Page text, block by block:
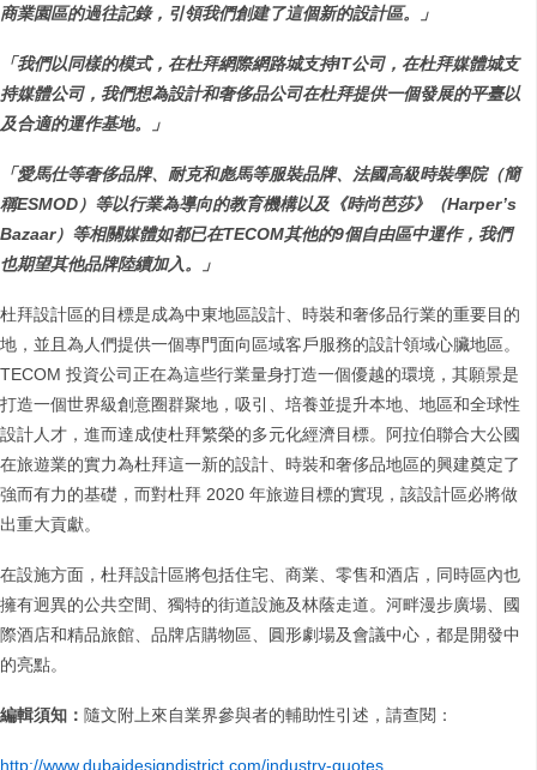
商業園區的過往記錄，引領我們創建了這個新的設計區。」
「我們以同樣的模式，在杜拜網際網路城支持IT公司，在杜拜媒體城支
持媒體公司，我們想為設計和奢侈品公司在杜拜提供一個發展的平臺以
及合適的運作基地。」
「愛馬仕等奢侈品牌、耐克和彪馬等服裝品牌、法國高級時裝學院（簡
稱ESMOD）等以行業為導向的教育機構以及《時尚芭莎》（Harper’s
Bazaar）等相關媒體如都已在TECOM其他的9個自由區中運作，我們
也期望其他品牌陸續加入。」
杜拜設計區的目標是成為中東地區設計、時裝和奢侈品行業的重要目的
地，並且為人們提供一個專門面向區域客戶服務的設計領域心臟地區。
TECOM 投資公司正在為這些行業量身打造一個優越的環境，其願景是
打造一個世界級創意圈群聚地，吸引、培養並提升本地、地區和全球性
設計人才，進而達成使杜拜繁榮的多元化經濟目標。阿拉伯聯合大公國
在旅遊業的實力為杜拜這一新的設計、時裝和奢侈品地區的興建奠定了
強而有力的基礎，而對杜拜 2020 年旅遊目標的實現，該設計區必將做
出重大貢獻。
在設施方面，杜拜設計區將包括住宅、商業、零售和酒店，同時區內也
擁有迥異的公共空間、獨特的街道設施及林蔭走道。河畔漫步廣場、國
際酒店和精品旅館、品牌店購物區、圓形劇場及會議中心，都是開發中
的亮點。
編輯須知： 隨文附上來自業界參與者的輔助性引述，請查閱：
http://www.dubaidesigndistrict.com/industry-quotes